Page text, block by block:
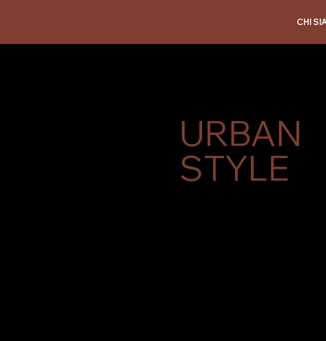
CHI
URBAN
STYLE